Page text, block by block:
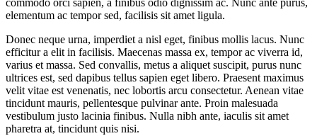
commodo orci sapien, a finibus odio dignissim ac. Nunc ante purus,
elementum ac tempor sed, facilisis sit amet ligula.
Donec neque urna, imperdiet a nisl eget, finibus mollis lacus. Nunc
efficitur a elit in facilisis. Maecenas massa ex, tempor ac viverra id,
varius et massa. Sed convallis, metus a aliquet suscipit, purus nunc
ultrices est, sed dapibus tellus sapien eget libero. Praesent maximus
velit vitae est venenatis, nec lobortis arcu consectetur. Aenean vitae
tincidunt mauris, pellentesque pulvinar ante. Proin malesuada
vestibulum justo lacinia finibus. Nulla nibh ante, iaculis sit amet
pharetra at, tincidunt quis nisi.